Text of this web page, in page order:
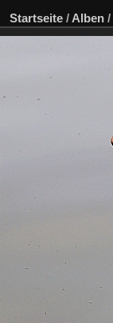
Startseite / Alben /